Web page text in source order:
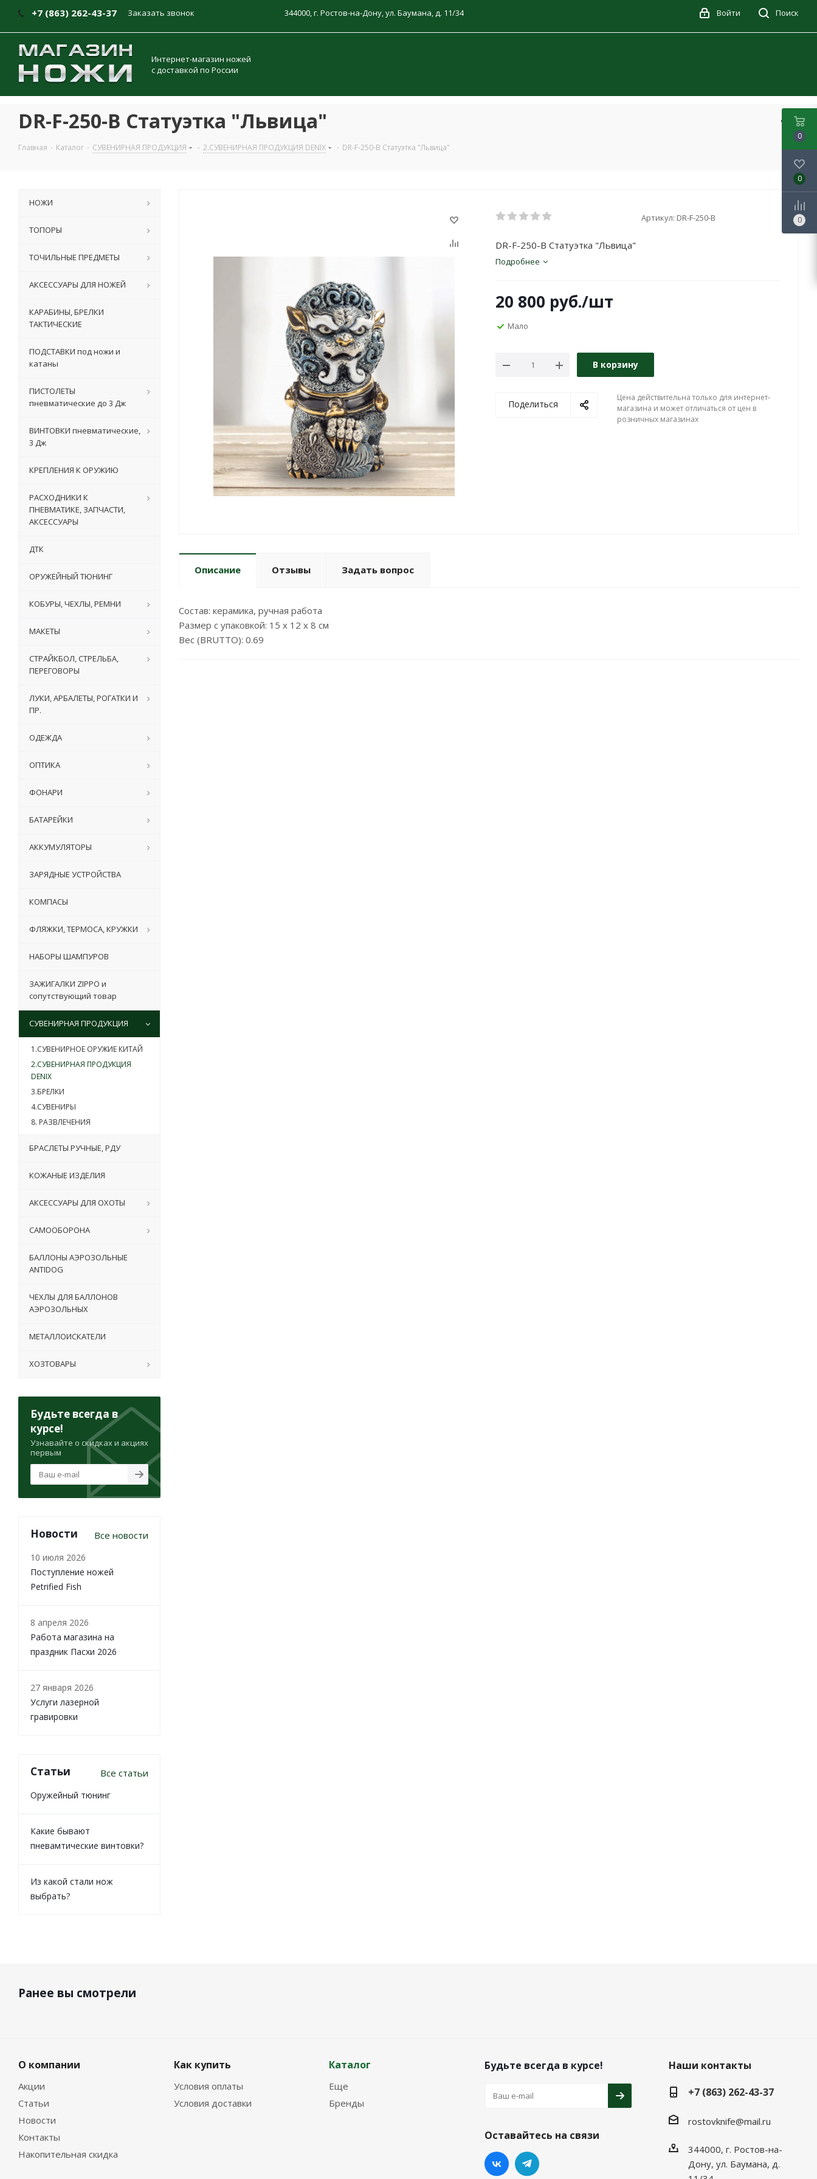
+7 (863) 262-43-37 Заказать звонок 344000, г. Ростов-на-Дону, ул. Баумана, д. 11/34 Поиск
Войти
Интернет-магазин ножей
с доставкой по России
DR-F-250-B Статуэтка "Львица"
Главная - Каталог - СУВЕНИРНАЯ ПРОДУКЦИЯ - 2.СУВЕНИРНАЯ ПРОДУКЦИЯ DENIX - DR-F-250-B Статуэтка "Львица"
Артикул: DR-F-250-B
DR-F-250-B Статуэтка "Львица"
Подробнее
20 800 руб./шт
Мало
В корзину
Поделиться
Цена действительна только для интернет-
магазина и может отличаться от цен в
розничных магазинах
Описание Отзывы Задать вопрос
Состав: керамика, ручная работа
Размер с упаковкой: 15 х 12 х 8 см
Вес (BRUTTO): 0.69
НОЖИ
ТОПОРЫ
ТОЧИЛЬНЫЕ ПРЕДМЕТЫ
АКСЕССУАРЫ ДЛЯ НОЖЕЙ
КАРАБИНЫ, БРЕЛКИ
ТАКТИЧЕСКИЕ
ПОДСТАВКИ под ножи и
катаны
ПИСТОЛЕТЫ
пневматические до 3 Дж
ВИНТОВКИ пневматические,
3 Дж
КРЕПЛЕНИЯ К ОРУЖИЮ
РАСХОДНИКИ К
ПНЕВМАТИКЕ, ЗАПЧАСТИ,
АКСЕССУАРЫ
ДТК
ОРУЖЕЙНЫЙ ТЮНИНГ
КОБУРЫ, ЧЕХЛЫ, РЕМНИ
МАКЕТЫ
СТРАЙКБОЛ, СТРЕЛЬБА,
ПЕРЕГОВОРЫ
ЛУКИ, АРБАЛЕТЫ, РОГАТКИ И
ПР.
ОДЕЖДА
ОПТИКА
ФОНАРИ
БАТАРЕЙКИ
АККУМУЛЯТОРЫ
ЗАРЯДНЫЕ УСТРОЙСТВА
КОМПАСЫ
ФЛЯЖКИ, ТЕРМОСА, КРУЖКИ
НАБОРЫ ШАМПУРОВ
ЗАЖИГАЛКИ ZIPPO и
сопутствующий товар
СУВЕНИРНАЯ ПРОДУКЦИЯ
1.СУВЕНИРНОЕ ОРУЖИЕ КИТАЙ
2.СУВЕНИРНАЯ ПРОДУКЦИЯ
DENIX
3.БРЕЛКИ
4.СУВЕНИРЫ
8. РАЗВЛЕЧЕНИЯ
БРАСЛЕТЫ РУЧНЫЕ, РДУ
КОЖАНЫЕ ИЗДЕЛИЯ
АКСЕССУАРЫ ДЛЯ ОХОТЫ
САМООБОРОНА
БАЛЛОНЫ АЭРОЗОЛЬНЫЕ
ANTIDOG
ЧЕХЛЫ ДЛЯ БАЛЛОНОВ
АЭРОЗОЛЬНЫХ
МЕТАЛЛОИСКАТЕЛИ
ХОЗТОВАРЫ
Будьте всегда в
курсе!
Узнавайте о скидках и акциях
первым
Новости Все новости
10 июля 2026
Поступление ножей
Petrified Fish
8 апреля 2026
Работа магазина на
праздник Пасхи 2026
27 января 2026
Услуги лазерной
гравировки
Статьи Все статьи
Оружейный тюнинг
Какие бывают
пневамтические винтовки?
Из какой стали нож
выбрать?
Ранее вы смотрели
О компании
Акции
Статьи
Новости
Контакты
Накопительная скидка
Как купить
Условия оплаты
Условия доставки
Каталог
Еще
Бренды
Будьте всегда в курсе!
Оставайтесь на связи
Наши контакты
+7 (863) 262-43-37
rostovknife@mail.ru
344000, г. Ростов-на-
Дону, ул. Баумана, д.
0
0
0